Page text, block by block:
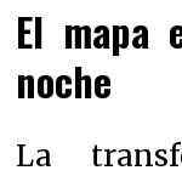
El mapa
noche
La